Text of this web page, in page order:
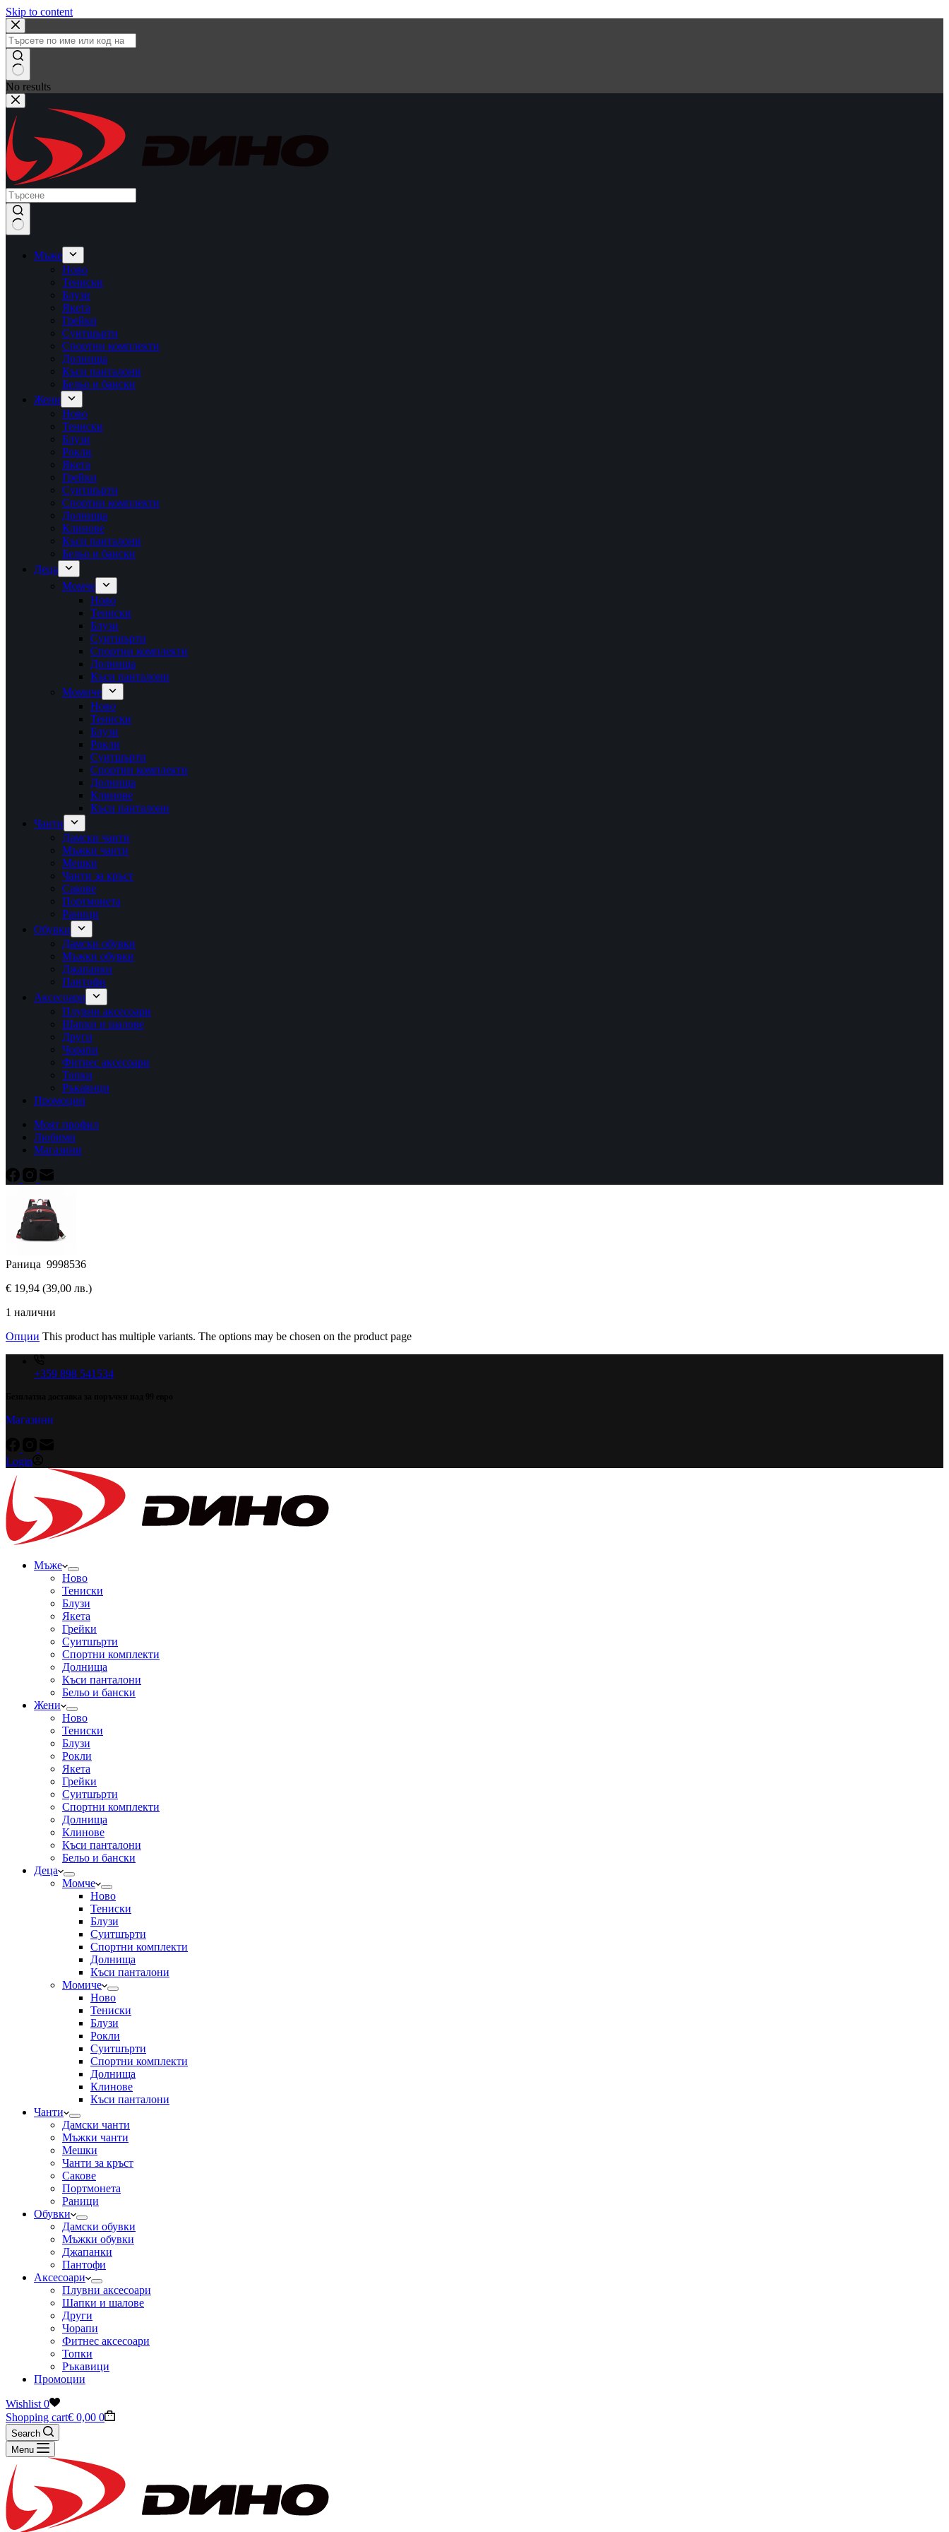
Skip to content
No results
Мъже
Ново
Тениски
Блузи
Якета
Грейки
Суитшърти
Спортни комплекти
Долнища
Къси панталони
Бельо и бански
Жени
Ново
Тениски
Блузи
Рокли
Якета
Грейки
Суитшърти
Спортни комплекти
Долнища
Клинове
Къси панталони
Бельо и бански
Деца
Момче
Ново
Тениски
Блузи
Суитшърти
Спортни комплекти
Долнища
Къси панталони
Момиче
Ново
Тениски
Блузи
Рокли
Суитшърти
Спортни комплекти
Долнища
Клинове
Къси панталони
Чанти
Дамски чанти
Мъжки чанти
Мешки
Чанти за кръст
Сакове
Портмонета
Раници
Обувки
Дамски обувки
Мъжки обувки
Джапанки
Пантофи
Аксесоари
Плувни аксесоари
Шапки и шалове
Други
Чорапи
Фитнес аксесоари
Топки
Ръкавици
Промоции
Моят профил
Любими
Магазини
Раница 9998536
€ 19,94 (39,00 лв.)
1 налични
Опции This product has multiple variants. The options may be chosen on the product page
+359 898 541534
Магазини
Login
Мъже
Ново
Тениски
Блузи
Якета
Грейки
Суитшърти
Спортни комплекти
Долнища
Къси панталони
Бельо и бански
Жени
Ново
Тениски
Блузи
Рокли
Якета
Грейки
Суитшърти
Спортни комплекти
Долнища
Клинове
Къси панталони
Бельо и бански
Деца
Момче
Ново
Тениски
Блузи
Суитшърти
Спортни комплекти
Долнища
Къси панталони
Момиче
Ново
Тениски
Блузи
Рокли
Суитшърти
Спортни комплекти
Долнища
Клинове
Къси панталони
Чанти
Дамски чанти
Мъжки чанти
Мешки
Чанти за кръст
Сакове
Портмонета
Раници
Обувки
Дамски обувки
Мъжки обувки
Джапанки
Пантофи
Аксесоари
Плувни аксесоари
Шапки и шалове
Други
Чорапи
Фитнес аксесоари
Топки
Ръкавици
Промоции
Wishlist 0
Shopping cart€ 0,00 0
Search
Menu